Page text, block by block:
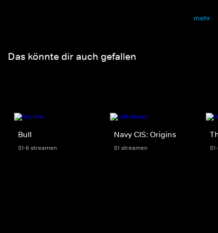
mehr
Das könnte dir auch gefallen
Bull
S1-6 streamen
Navy CIS: Origins
S1 streamen